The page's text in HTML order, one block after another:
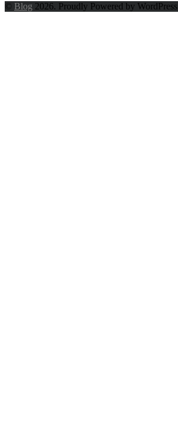
© Blog 2026. Proudly Powered by WordPress